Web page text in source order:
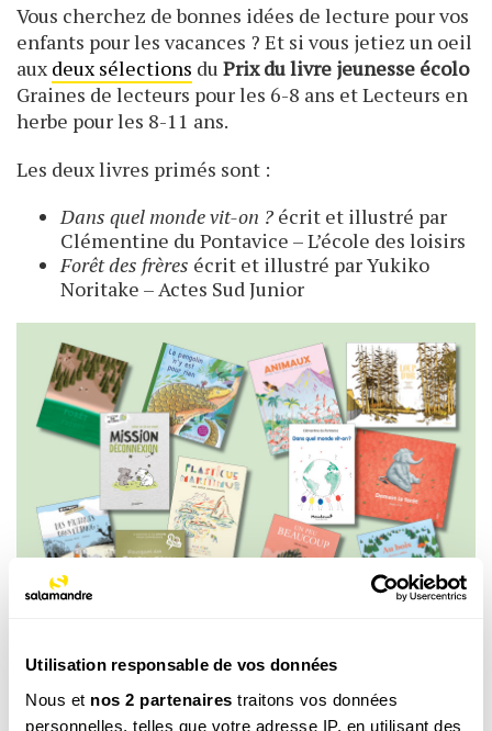
Utilisation responsable de vos données
Nous et nos 2 partenaires traitons vos données
personnelles, telles que votre adresse IP, en utilisant des
Vous cherchez de bonnes idées de lecture pour vos
enfants pour les vacances ? Et si vous jetiez un oeil
aux deux sélections du Prix du livre jeunesse écolo
Graines de lecteurs pour les 6-8 ans et Lecteurs en
herbe pour les 8-11 ans.
Les deux livres primés sont :
Dans quel monde vit-on ? écrit et illustré par
Clémentine du Pontavice – L’école des loisirs
Forêt des frères écrit et illustré par Yukiko
Noritake – Actes Sud Junior
Sélections du Prix du livre jeunesse écolo ©Felipe.